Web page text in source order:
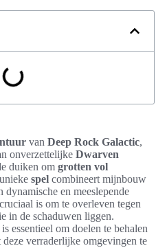
van Deep Rock Galactic,
onverzettelijke Dwarven
duiken om grotten vol
spel combineert mijnbouw
en meeslepende
cruciaal is om te overleven tegen
in de schaduwen liggen.
essentieel om doelen te behalen
verraderlijke omgevingen te